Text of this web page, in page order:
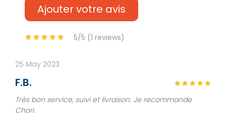
Ajouter votre avis
5/5 (1 reviews)
25 May 2023
F.B.
Très bon service, suivi et livraison. Je recommande
Chori.